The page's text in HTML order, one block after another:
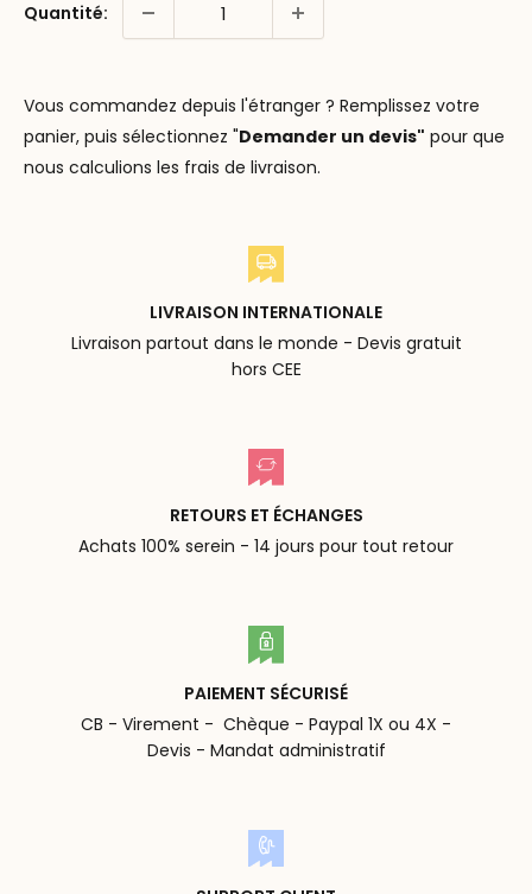
Quantité:
Vous commandez depuis l'étranger ? Remplissez votre
panier, puis sélectionnez "Demander un devis" pour que
nous calculions les frais de livraison.
LIVRAISON INTERNATIONALE
Livraison partout dans le monde - Devis gratuit
hors CEE
RETOURS ET ÉCHANGES
Achats 100% serein - 14 jours pour tout retour
PAIEMENT SÉCURISÉ
CB - Virement - Chèque - Paypal 1X ou 4X -
Devis - Mandat administratif